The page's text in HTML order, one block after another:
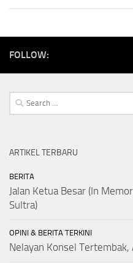
FOLLOW:
Search
for:
ARTIKEL TERBARU
BERITA
Jalan Ketua Besar (In
Sultra)
OPINI & BERITA TERKINI
Nelayan Konsel Tertembak,